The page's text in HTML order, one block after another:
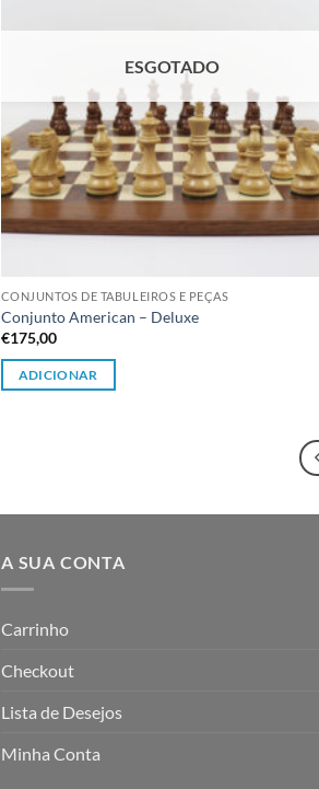
ESGOTADO
CONJUNTOS DE TABULEIROS E PEÇAS
Conjunto American – Deluxe
€175,00
ADICIONAR
A SUA CONTA
Carrinho
Checkout
Lista de Desejos
Minha Conta